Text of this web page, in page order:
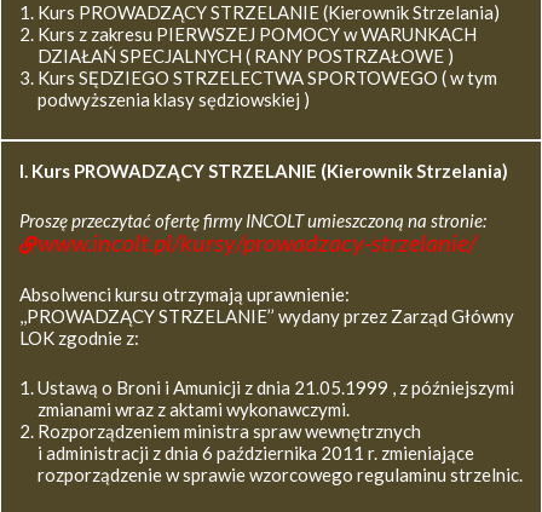
Kurs PROWADZĄCY STRZELANIE (Kierownik Strzelania)
Kurs z zakresu PIERWSZEJ POMOCY w WARUNKACH
DZIAŁAŃ SPECJALNYCH ( RANY POSTRZAŁOWE )
Kurs SĘDZIEGO STRZELECTWA SPORTOWEGO ( w tym
podwyższenia klasy sędziowskiej )
I. Kurs PROWADZĄCY STRZELANIE (Kierownik Strzelania)
Proszę przeczytać ofertę firmy INCOLT umieszczoną na stronie:
www.incolt.pl/kursy/prowadzacy-strzelanie/
Absolwenci kursu otrzymają uprawnienie:
,,PROWADZĄCY STRZELANIE’’ wydany przez Zarząd Główny
LOK zgodnie z:
Ustawą o Broni i Amunicji z dnia 21.05.1999 , z późniejszymi
zmianami wraz z aktami wykonawczymi.
Rozporządzeniem ministra spraw wewnętrznych
i administracji z dnia 6 października 2011 r. zmieniające
rozporządzenie w sprawie wzorcowego regulaminu strzelnic.